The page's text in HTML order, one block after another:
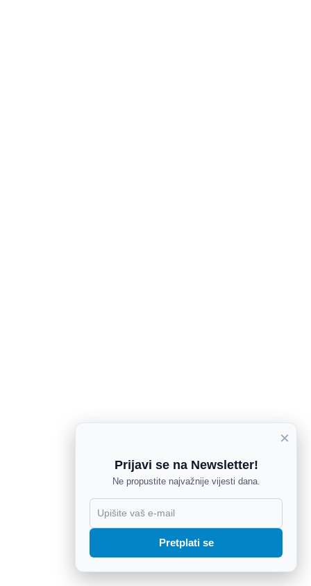
×
Prijavi se na Newsletter!
Ne propustite najvažnije vijesti dana.
Pretplati se